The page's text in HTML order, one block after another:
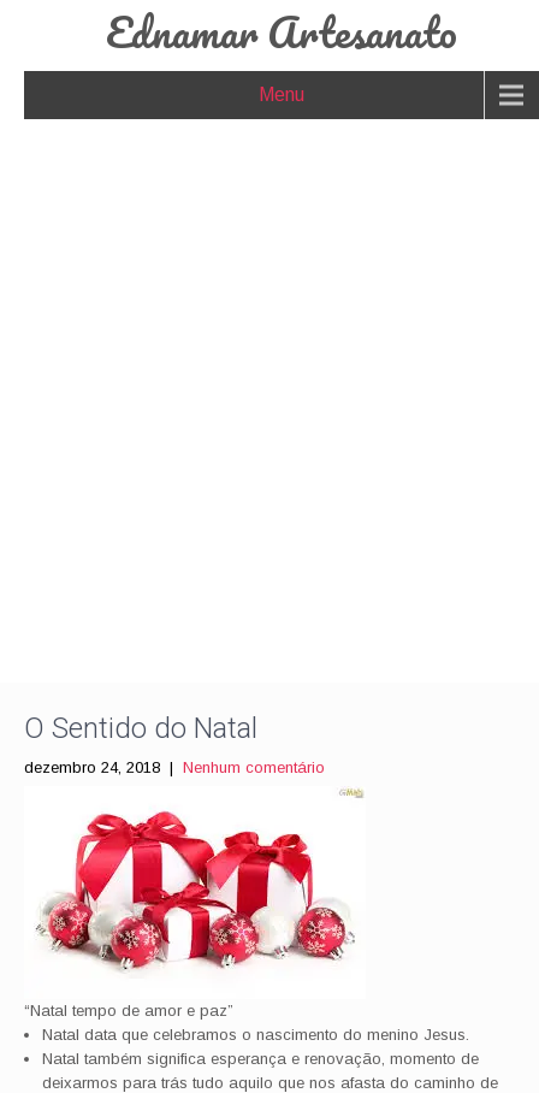
Ednamar Artesanato
Menu
O Sentido do Natal
dezembro 24, 2018 | Nenhum comentário
“Natal tempo de amor e paz”
Natal data que celebramos o nascimento do menino Jesus.
Natal também significa esperança e renovação, momento de
deixarmos para trás tudo aquilo que nos afasta do caminho de